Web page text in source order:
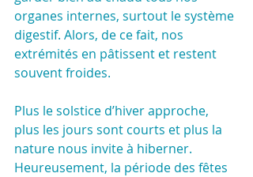
organes internes, surtout le système
digestif. Alors, de ce fait, nos
extrémités en pâtissent et restent
souvent froides.
Plus le solstice d’hiver approche,
plus les jours sont courts et plus la
nature nous invite à hiberner.
Heureusement, la période des fêtes